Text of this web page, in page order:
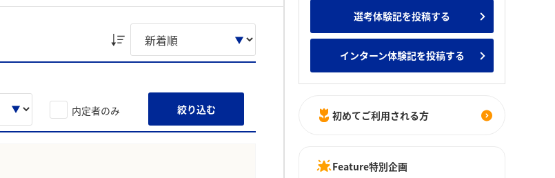
みんなの新卒就職人気企業ランキング みんなのインターン人気企業ランキ
内定者のみ 絞り込む
選考体験記を投稿する
インターン体験記を投稿する
初めてご利用される方
Feature特別企画